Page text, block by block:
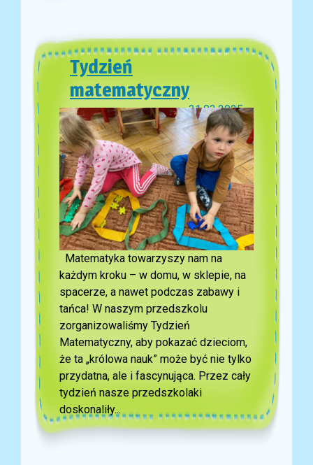
Tydzień
matematyczny
31.03.2025
Matematyka towarzyszy nam na
każdym kroku – w domu, w sklepie, na
spacerze, a nawet podczas zabawy i
tańca! W naszym przedszkolu
zorganizowaliśmy Tydzień
Matematyczny, aby pokazać dzieciom,
że ta „królowa nauk” może być nie tylko
przydatna, ale i fascynująca. Przez cały
tydzień nasze przedszkolaki
doskonaliły...